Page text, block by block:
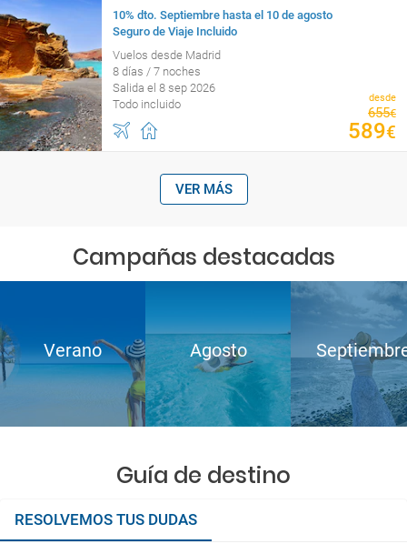
10% dto. Septiembre hasta el 10 de agosto
Seguro de Viaje Incluido
Vuelos desde Madrid
8 días / 7 noches
Salida el 8 sep 2026
Todo incluido
desde
655€
589€
VER MÁS
Campañas destacadas
Verano Agosto
Guía de destino
RESOLVEMOS TUS DUDAS